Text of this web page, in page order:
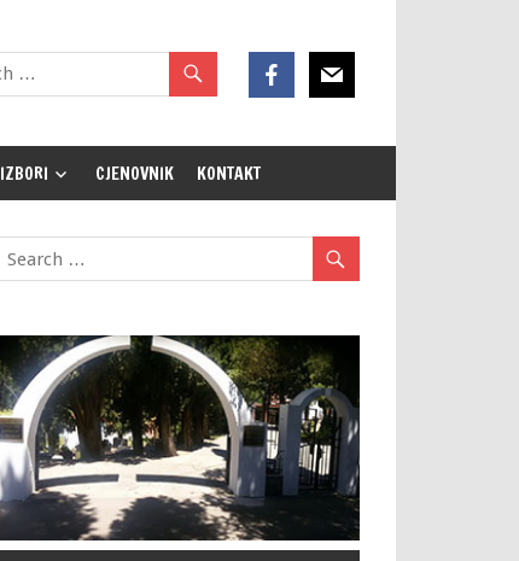
IZBORI CJENOVNIK KONTAKT